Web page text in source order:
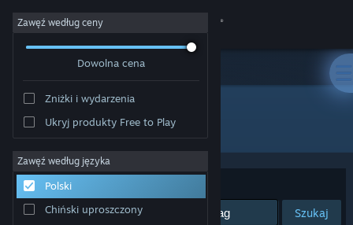
Zaloguj się
Społeczność
Informacje
Wsparcie
Zawęź według ceny
Dowolna cena
Zniżki i wydarzenia
Ukryj produkty Free to Play
Zawęź według języka
Polski
Chiński uproszczony
Producent: Llamasoft Ltd.
Sortuj według:
Szukaj